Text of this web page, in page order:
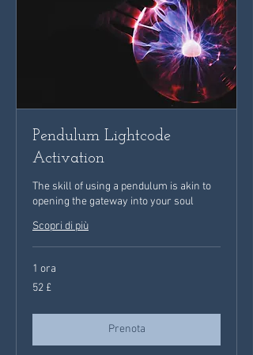
Pendulum Lightcode
Activation
The skill of using a pendulum is akin to
opening the gateway into your soul
Scopri di più
1 ora
52
sterline
52 £
Prenota